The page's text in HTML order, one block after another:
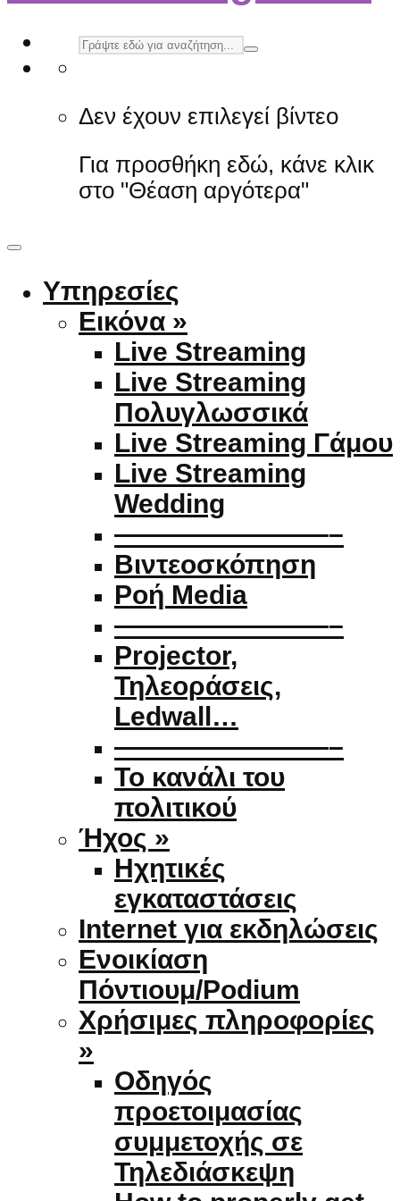
Δεν έχουν επιλεγεί βίντεο
Για προσθήκη εδώ, κάνε κλικ
στο "Θέαση αργότερα"
Υπηρεσίες
Εικόνα »
Live Streaming
Live Streaming
Πολυγλωσσικά
Live Streaming Γάμου
Live Streaming
Wedding
————————–
Βιντεοσκόπηση
Ροή Media
————————–
Projector,
Τηλεοράσεις,
Ledwall…
————————–
Το κανάλι του
πολιτικού
Ήχος »
Ηχητικές
εγκαταστάσεις
Internet για εκδηλώσεις
Ενοικίαση
Πόντιουμ/Podium
Χρήσιμες πληροφορίες
»
Οδηγός
προετοιμασίας
συμμετοχής σε
Τηλεδιάσκεψη